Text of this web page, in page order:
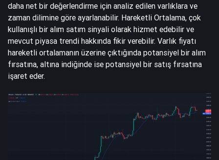
daha net bir değerlendirme için analiz edilen varlıklara ve
zaman dilimine göre ayarlanabilir. Hareketli Ortalama, çok
kullanışlı bir alım satım sinyali olarak hizmet edebilir ve
mevcut piyasa trendi hakkında fikir verebilir. Varlık fiyatı
hareketli ortalamanın üzerine çıktığında potansiyel bir alım
fırsatına, altına indiğinde ise potansiyel bir satış fırsatına
işaret eder.